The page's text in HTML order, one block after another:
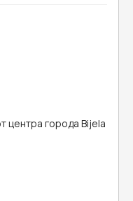
центра города Bijela